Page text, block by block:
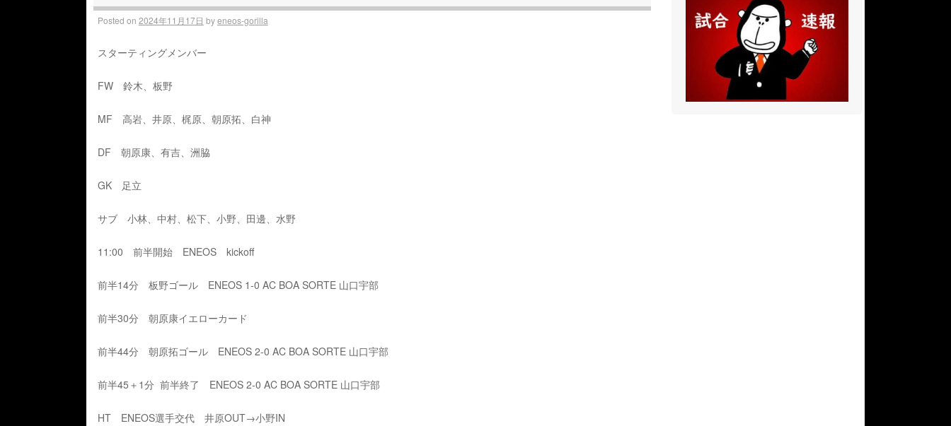
Posted on 2024年11月17日 byeneos-gorilla
スターティングメンバー
FW 鈴木、板野
MF 高岩、井原、梶原、朝原拓、白神
DF 朝原康、有吉、洲脇
GK 足立
サブ 小林、中村、松下、小野、田邊、水野
11:00 前半開始 ENEOS kickoff
前半14分 板野ゴール ENEOS 1-0 AC BOA SORTE 山口宇部
前半30分 朝原康イエローカード
前半44分 朝原拓ゴール ENEOS 2-0 AC BOA SORTE 山口宇部
前半45＋1分 前半終了 ENEOS 2-0 AC BOA SORTE 山口宇部
HT ENEOS選手交代 井原OUT→小野IN